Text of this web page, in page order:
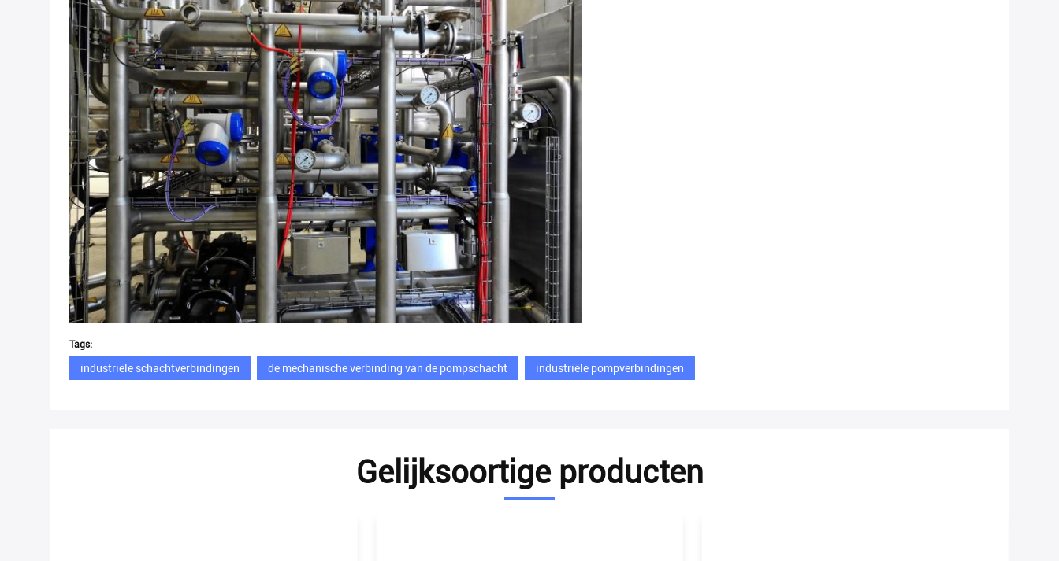
Tags:
industriële schachtverbindingen de mechanische verbinding van de pompschacht industriële pompverbindingen
Gelijksoortige producten